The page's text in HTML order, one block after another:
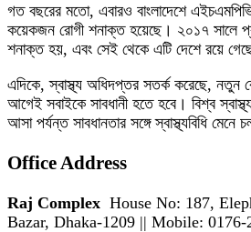
গত বছরের মতো, এবারও বাংলাদেশে
কয়েকজন রোগী শনাক্ত হয়েছে। ২০১৭ সালে
শনাক্ত হয়, এবং সেই থেকে এটি দেশে রয়ে
এদিকে, স্বাস্থ্য অধিদপ্তর সতর্ক করেছে, নতুন
আগেই সবাইকে সাবধানী হতে হবে। বিশ্ব স্বাস্থ্য
আসা পর্যন্ত সাবধানতার সঙ্গে স্বাস্থ্যবিধি মেনে
Office Address
Raj Complex House No: 187,
Bazar, Dhaka-1209 || Mobile: